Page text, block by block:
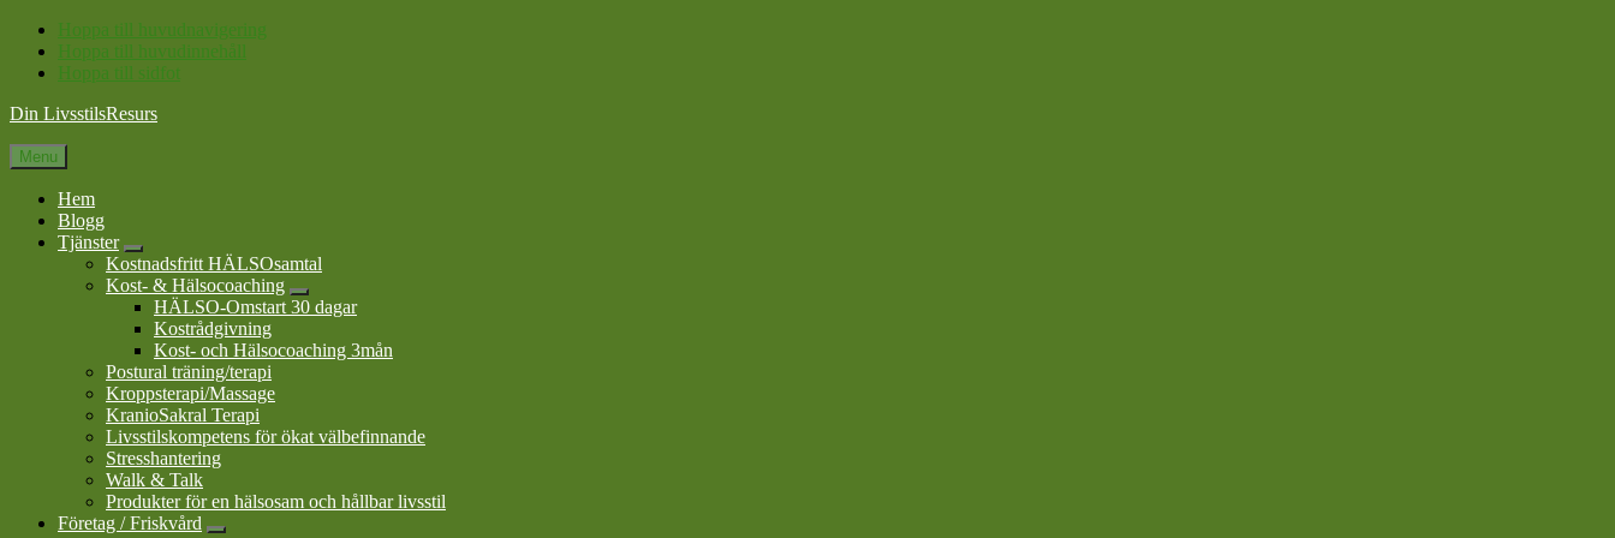
Hoppa till huvudnavigering
Hoppa till huvudinnehåll
Hoppa till sidfot
Din LivsstilsResurs
Menu
Hem
Blogg
Tjänster
Submenu
Kostnadsfritt HÄLSOsamtal
Kost- & Hälsocoaching
Submenu
HÄLSO-Omstart 30 dagar
Kostrådgivning
Kost- och Hälsocoaching 3mån
Postural träning/terapi
Kroppsterapi/Massage
KranioSakral Terapi
Livsstilskompetens för ökat välbefinnande
Stresshantering
Walk & Talk
Produkter för en hälsosam och hållbar livsstil
Företag / Friskvård